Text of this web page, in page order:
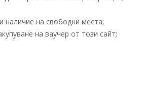
наличие на свободни места;
на ваучер от този сайт;